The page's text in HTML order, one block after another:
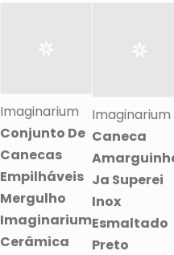
Imaginarium
Conjunto De
Canecas
Empilháveis
Mergulho
Imaginarium
Cerâmica
Imaginarium
Caneca
Ja Superei
Inox
Esmaltado
Preto